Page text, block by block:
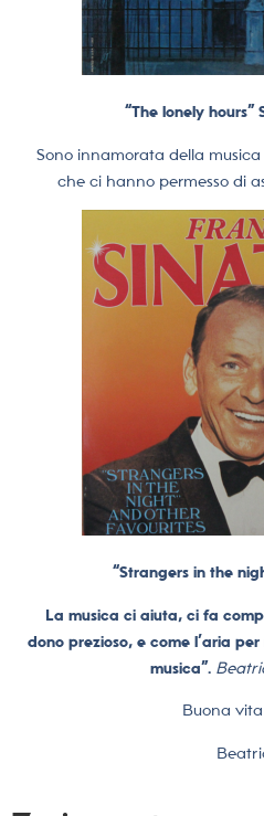
“The lonely hours”
Sono innamorata della
che ci hanno permesso di
“Strangers in the
La musica ci aiuta, ci fa
dono prezioso, e come l’aria
musica”.
Buona